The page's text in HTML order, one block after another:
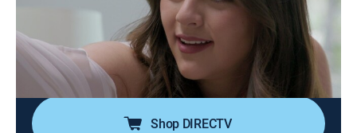
Brenda, dolida por la separación de sus padres, culpa
a Fernanda, la amante de su padre, así que buscará
venganza al meterse con el padre de Fernanda.
¿Hasta dónde llegará el dolor de Brenda por el
abandono de su padre?
Shop DIRECTV